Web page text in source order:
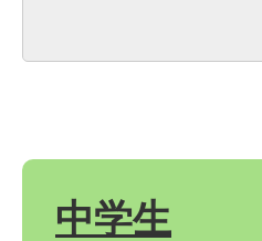
中学生